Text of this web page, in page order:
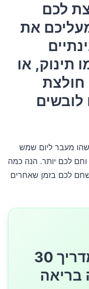
הזוג ישנים כמו
טריקו בזמן
לכם
את
תינוק, או
חולצת
לובשים
מעבר ליום שמש
לכם יותר. הנה כמה
לכם בזמן שאחרים
🎁 קבלו חינם: מדריך 30
בריאה